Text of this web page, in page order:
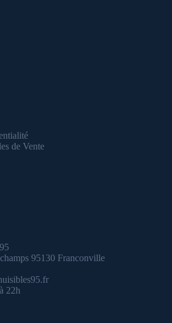
de Vente
95130 Franconville
22h